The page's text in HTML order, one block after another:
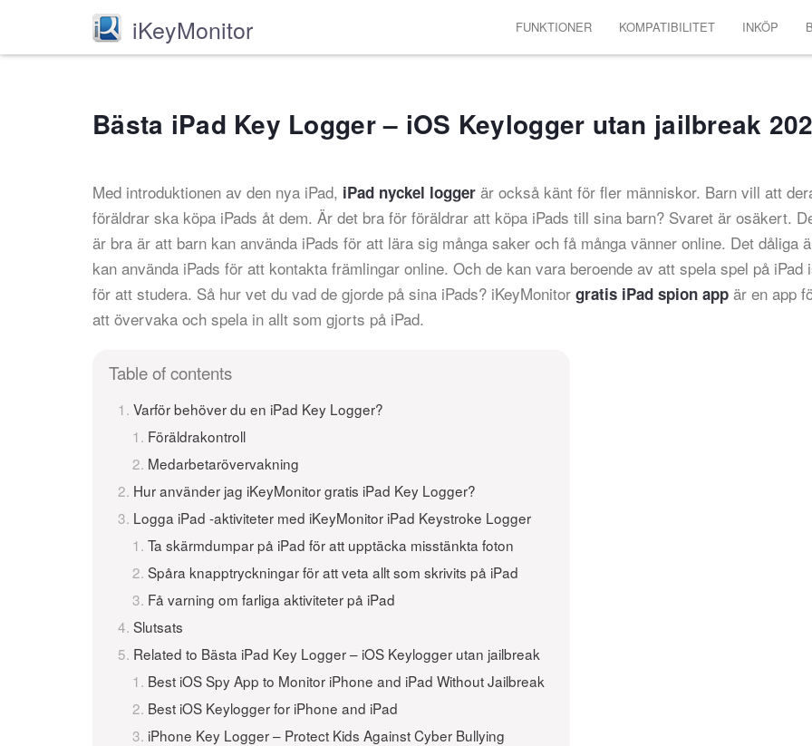
iKeyMonitor FUNKTIONER KOMPATIBILITET INKÖP
Bästa iPad Key Logger – iOS Keylogger utan jailbreak
Med introduktionen av den nya iPad, iPad nyckel logger är också känt för fler människor. Barn vill att
föräldrar ska köpa iPads åt dem. Är det bra för föräldrar att köpa iPads till sina barn? Svaret är osäkert.
är bra är att barn kan använda iPads för att lära sig många saker och få många vänner online. Det dåliga
kan använda iPads för att kontakta främlingar online. Och de kan vara beroende av att spela spel på iPad
för att studera. Så hur vet du vad de gjorde på sina iPads? iKeyMonitor gratis iPad spion app är en app
att övervaka och spela in allt som gjorts på iPad.
Table of contents
Varför behöver du en iPad Key Logger?
Föräldrakontroll
Medarbetarövervakning
Hur använder jag iKeyMonitor gratis iPad Key Logger?
Logga iPad -aktiviteter med iKeyMonitor iPad Keystroke Logger
Ta skärmdumpar på iPad för att upptäcka misstänkta foton
Spåra knapptryckningar för att veta allt som skrivits på iPad
Få varning om farliga aktiviteter på iPad
Slutsats
Related to Bästa iPad Key Logger – iOS Keylogger utan jailbreak
Best iOS Spy App to Monitor iPhone and iPad Without Jailbreak
Best iOS Keylogger for iPhone and iPad
iPhone Key Logger – Protect Kids Against Cyber Bullying